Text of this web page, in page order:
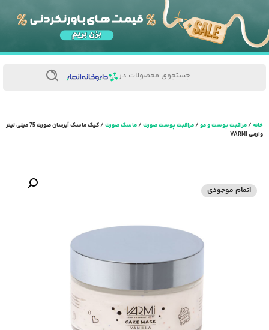
جستجوی محصولات در
خانه/مراقبت پوست و مو/مراقبت پوست صورت/ماسک صورت
/ کیک ماسک آبرسان صورت 75 میلی لیتر
وارمی VARMI
اتمام موجودی